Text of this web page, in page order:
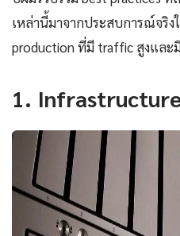
เหล่านี้มาจากประสบการณ์จริ
production ที่มี traffic สูงและ
1.